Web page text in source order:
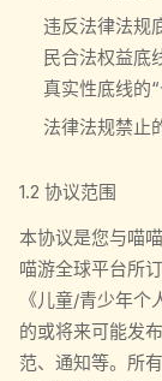
违反法律法规
民合法权益底
真实性底线的“
法律法规禁止
1.2 协议范围
本协议是您与喵
喵游全球平台所
《儿童/青少年
的或将来可能发
范、通知等。所